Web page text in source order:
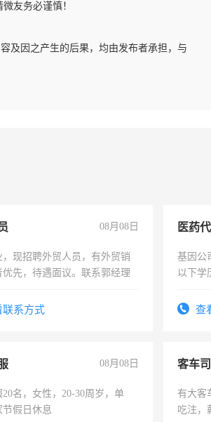
友务必谨慎！
及因之产生的后果，均由发布者承担，与
08月08日
，现招聘外贸人员，有外贸销
优先，待遇面议。联系郭经理
联系方式
医药
基因公
以下学
表或者
查
08月08日
名，女性，20-30周岁，单
节假日休息
客车
有大客
吃注，